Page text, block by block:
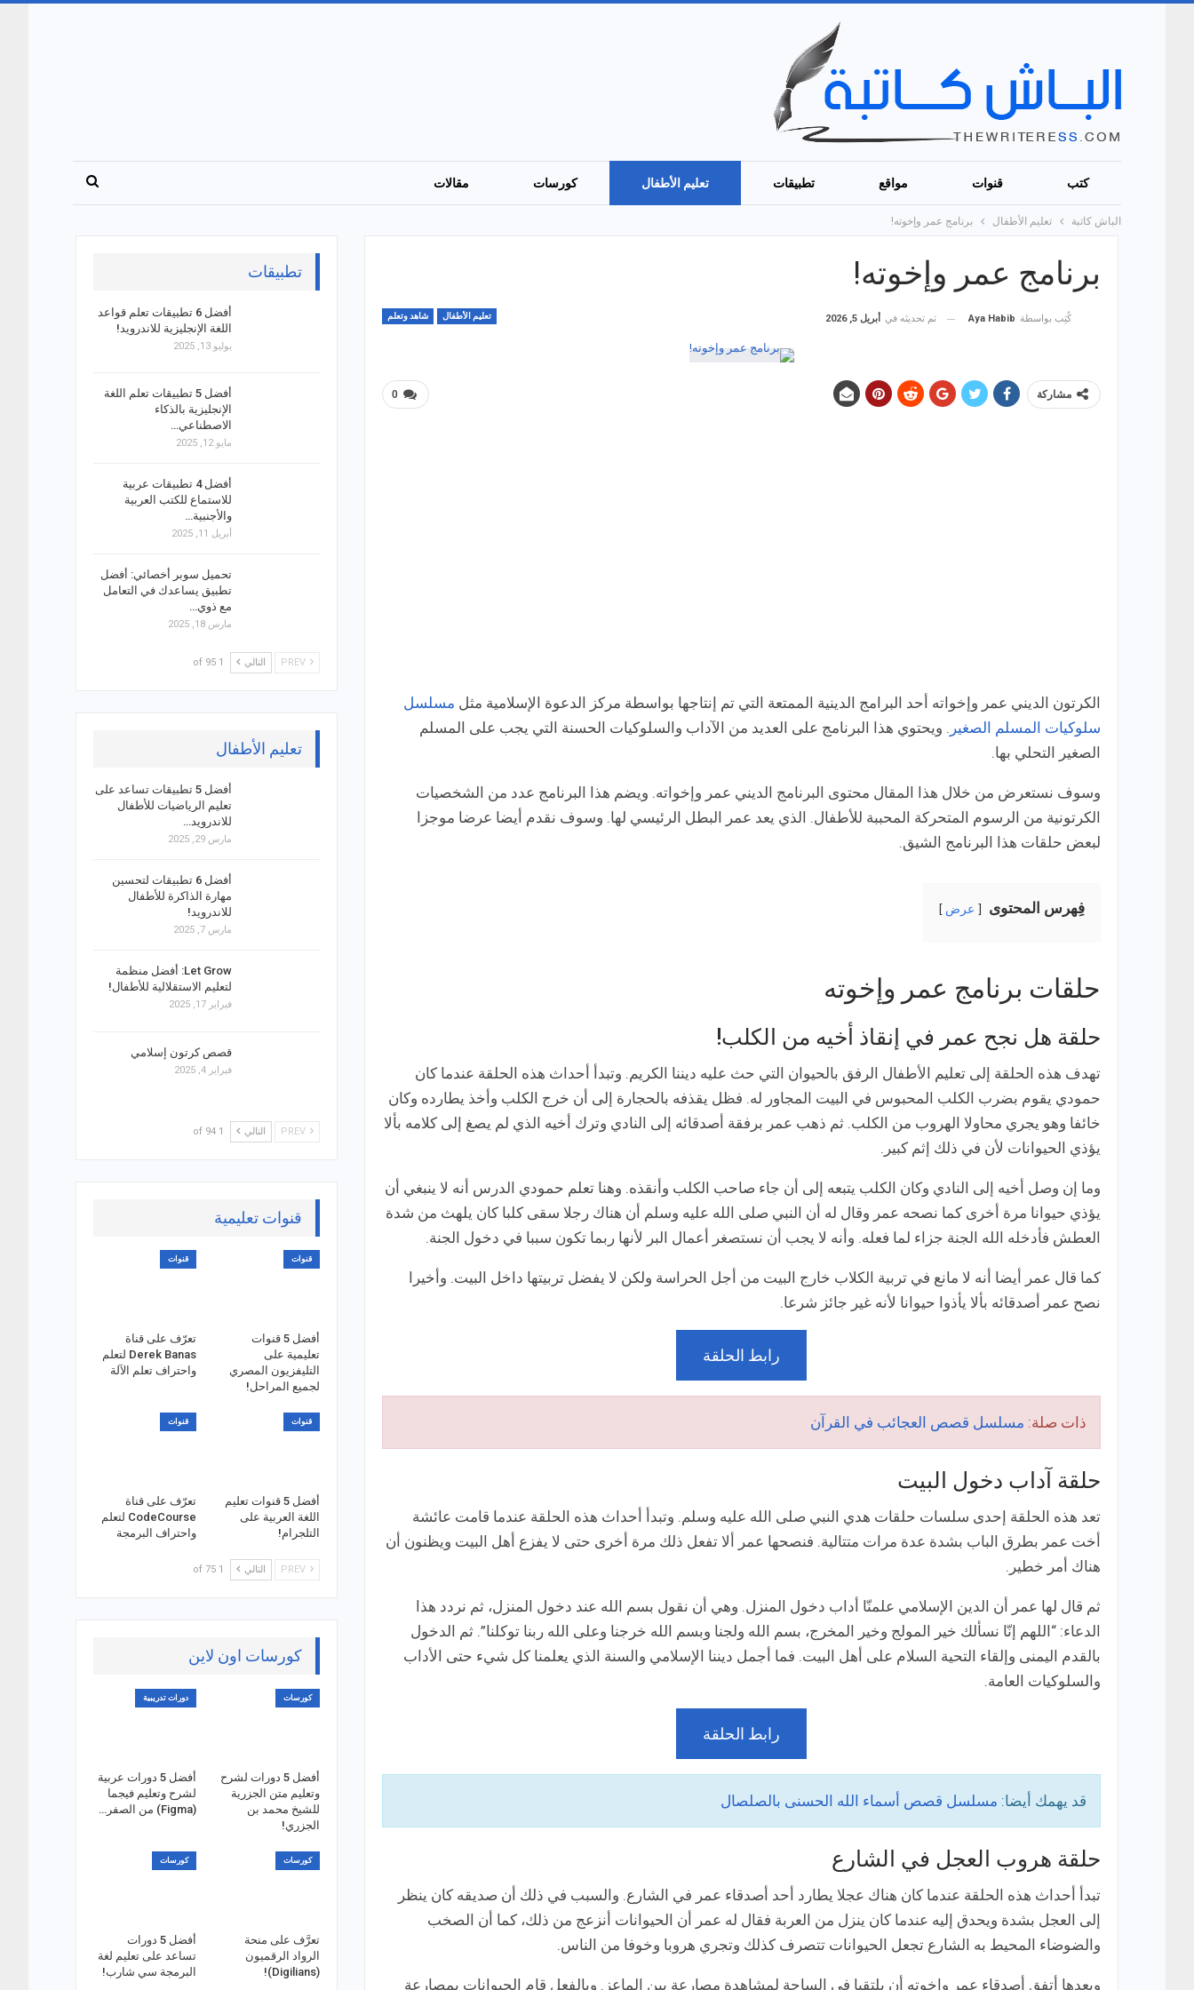
كتب قنوات مواقع تطبيقات تعليم الأطفال كورسات مقالات
الباش كاتبة تعليم الأطفال برنامج عمر وإخوته!
برنامج عمر وإخوته!
تعليم الأطفال شاهد وتعلم كُتِب بواسطة Aya Habib تم تحديثه في أبريل 5, 2026
0 مشاركة
الكرتون الديني عمر وإخواته أحد البرامج الدينية الممتعة التي تم إنتاجها بواسطة مركز الدعوة الإسلامية مثل مسلسل
سلوكيات المسلم الصغير . ويحتوي هذا البرنامج على العديد من الآداب والسلوكيات الحسنة التي يجب على المسلم
الصغير التحلي بها.
وسوف نستعرض من خلال هذا المقال محتوى البرنامج الديني عمر وإخواته. ويضم هذا البرنامج عدد من الشخصيات
الكرتونية من الرسوم المتحركة المحببة للأطفال. الذي يعد عمر البطل الرئيسي لها. وسوف نقدم أيضا عرضا موجزا
لبعض حلقات هذا البرنامج الشيق.
فِهرس المحتوى عرض
حلقات برنامج عمر وإخوته
حلقة هل نجح عمر في إنقاذ أخيه من الكلب!
تهدف هذه الحلقة إلى تعليم الأطفال الرفق بالحيوان التي حث عليه ديننا الكريم. وتبدأ أحداث هذه الحلقة عندما كان
حمودي يقوم بضرب الكلب المحبوس في البيت المجاور له. فظل يقذفه بالحجارة إلى أن خرج الكلب وأخذ يطارده وكان
خائفا وهو يجري محاولا الهروب من الكلب. ثم ذهب عمر برفقة أصدقائه إلى النادي وترك أخيه الذي لم يصغ إلى كلامه بألا
يؤذي الحيوانات لأن في ذلك إثم كبير.
وما إن وصل أخيه إلى النادي وكان الكلب يتبعه إلى أن جاء صاحب الكلب وأنقذه. وهنا تعلم حمودي الدرس أنه لا ينبغي أن
يؤذي حيوانا مرة أخرى كما نصحه عمر وقال له أن النبي صلى الله عليه وسلم أن هناك رجلا سقى كلبا كان يلهث من شدة
العطش فأدخله الله الجنة جزاء لما فعله. وأنه لا يجب أن نستصغر أعمال البر لأنها ربما تكون سببا في دخول الجنة.
كما قال عمر أيضا أنه لا مانع في تربية الكلاب خارج البيت من أجل الحراسة ولكن لا يفضل تربيتها داخل البيت. وأخيرا
نصح عمر أصدقائه بألا يأذوا حيوانا لأنه غير جائز شرعا.
رابط الحلقة
ذات صلة: مسلسل قصص العجائب في القرآن
حلقة آداب دخول البيت
تعد هذه الحلقة إحدى سلسات حلقات هدي النبي صلى الله عليه وسلم. وتبدأ أحداث هذه الحلقة عندما قامت عائشة
أخت عمر بطرق الباب بشدة عدة مرات متتالية. فنصحها عمر ألا تفعل ذلك مرة أخرى حتى لا يفزع أهل البيت ويظنون أن
هناك أمر خطير.
ثم قال لها عمر أن الدين الإسلامي علمنّا أداب دخول المنزل. وهي أن نقول بسم الله عند دخول المنزل، ثم نردد هذا
الدعاء: “اللهم إنّا نسألك خير المولج وخير المخرج، بسم الله ولجنا وبسم الله خرجنا وعلى الله ربنا توكلنا”. ثم الدخول
بالقدم اليمنى وإلقاء التحية السلام على أهل البيت. فما أجمل ديننا الإسلامي والسنة الذي يعلمنا كل شيء حتى الأداب
والسلوكيات العامة.
رابط الحلقة
قد يهمك أيضا: مسلسل قصص أسماء الله الحسنى بالصلصال
حلقة هروب العجل في الشارع
تبدأ أحداث هذه الحلقة عندما كان هناك عجلا يطارد أحد أصدقاء عمر في الشارع. والسبب في ذلك أن صديقه كان ينظر
إلى العجل بشدة ويحدق إليه عندما كان ينزل من العربة فقال له عمر أن الحيوانات أنزعج من ذلك، كما أن الصخب
والضوضاء المحيط به الشارع تجعل الحيوانات تتصرف كذلك وتجري هروبا وخوفا من الناس.
وبعدها أتفق أصدقاء عمر وإخوته أن يلتقيا في الساحة لمشاهدة مصارعة بين الماعز. وبالفعل قام الحيوانات بمصارعة
تطبيقات
أفضل 6 تطبيقات تعلم قواعد
اللغة الإنجليزية للاندرويد!
يوليو 13, 2025
أفضل 5 تطبيقات تعلم اللغة
الإنجليزية بالذكاء
الاصطناعي…
مايو 12, 2025
أفضل 4 تطبيقات عربية
للاستماع للكتب العربية
والأجنبية…
أبريل 11, 2025
تحميل سوبر أخصائي: أفضل
تطبيق يساعدك في التعامل
مع ذوي…
مارس 18, 2025
التالي 1 of 95
تعليم الأطفال
أفضل 5 تطبيقات تساعد على
تعليم الرياضيات للأطفال
للاندرويد…
مارس 29, 2025
أفضل 6 تطبيقات لتحسين
مهارة الذاكرة للأطفال
للاندرويد!
مارس 7, 2025
Let Grow: أفضل منظمة
لتعليم الاستقلالية للأطفال!
فبراير 17, 2025
قصص كرتون إسلامي
فبراير 4, 2025
التالي 1 of 94
قنوات تعليمية
قنوات
أفضل 5 قنوات
تعليمية على
التليفزيون المصري
لجميع المراحل!
قنوات
تعرّف على قناة
Derek Banas لتعلم
واحتراف تعلم الآلة
قنوات
أفضل 5 قنوات تعليم
اللغة العربية على
التلجرام!
قنوات
تعرّف على قناة
CodeCourse لتعلم
واحتراف البرمجة
التالي 1 of 75
كورسات اون لاين
كورسات
أفضل 5 دورات لشرح
وتعليم متن الجزرية
للشيخ محمد بن
الجزري!
دورات تدريبية
أفضل 5 دورات عربية
لشرح وتعليم فيجما
(Figma) من الصفر…
كورسات
تعرَّف على منحة
الرواد الرقميون
(Digilians)!
كورسات
أفضل 5 دورات
تساعد على تعليم لغة
البرمجة سي شارب!